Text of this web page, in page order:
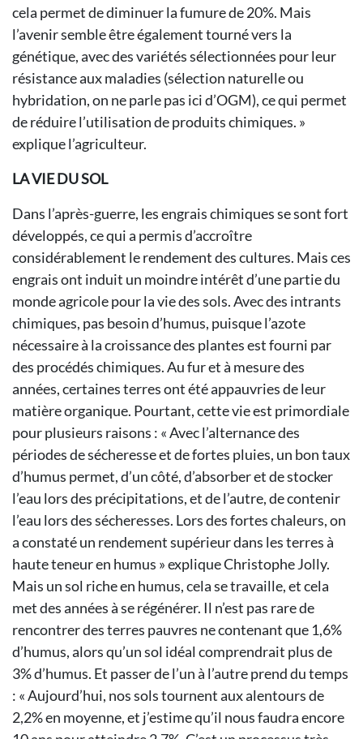
cela permet de diminuer la fumure de 20%. Mais
l’avenir semble être également tourné vers la
génétique, avec des variétés sélectionnées pour leur
résistance aux maladies (sélection naturelle ou
hybridation, on ne parle pas ici d’OGM), ce qui permet
de réduire l’utilisation de produits chimiques. »
explique l’agriculteur.
LA VIE DU SOL
Dans l’après-guerre, les engrais chimiques se sont fort
développés, ce qui a permis d’accroître
considérablement le rendement des cultures. Mais ces
engrais ont induit un moindre intérêt d’une partie du
monde agricole pour la vie des sols. Avec des intrants
chimiques, pas besoin d’humus, puisque l’azote
nécessaire à la croissance des plantes est fourni par
des procédés chimiques. Au fur et à mesure des
années, certaines terres ont été appauvries de leur
matière organique. Pourtant, cette vie est primordiale
pour plusieurs raisons : « Avec l’alternance des
périodes de sécheresse et de fortes pluies, un bon taux
d’humus permet, d’un côté, d’absorber et de stocker
l’eau lors des précipitations, et de l’autre, de contenir
l’eau lors des sécheresses. Lors des fortes chaleurs, on
a constaté un rendement supérieur dans les terres à
haute teneur en humus » explique Christophe Jolly.
Mais un sol riche en humus, cela se travaille, et cela
met des années à se régénérer. Il n’est pas rare de
rencontrer des terres pauvres ne contenant que 1,6%
d’humus, alors qu’un sol idéal comprendrait plus de
3% d’humus. Et passer de l’un à l’autre prend du temps
: « Aujourd’hui, nos sols tournent aux alentours de
2,2% en moyenne, et j’estime qu’il nous faudra encore